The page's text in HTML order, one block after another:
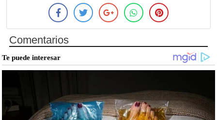
Comentarios